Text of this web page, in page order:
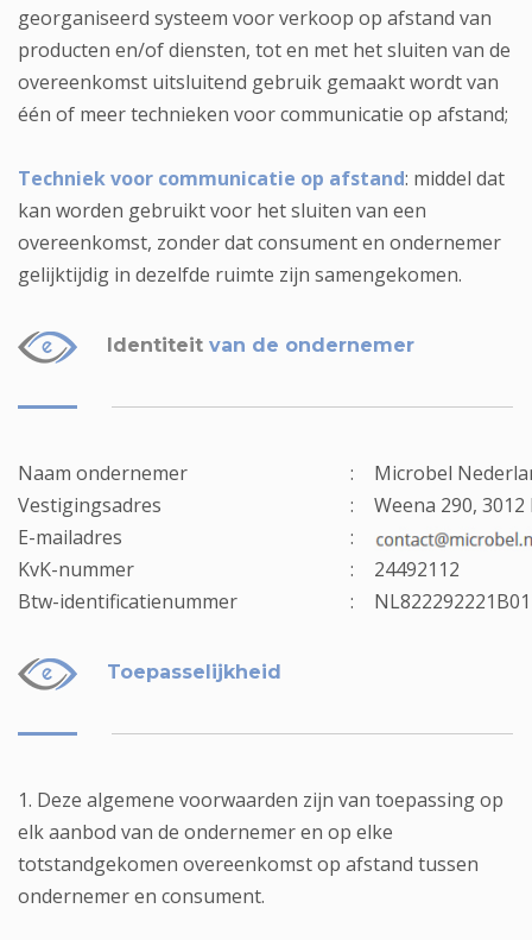
georganiseerd systeem voor verkoop op afstand van
producten en/of diensten, tot en met het sluiten van de
overeenkomst uitsluitend gebruik gemaakt wordt van
één of meer technieken voor communicatie op afstand;
Techniek voor communicatie op afstand: middel dat
kan worden gebruikt voor het sluiten van een
overeenkomst, zonder dat consument en ondernemer
gelijktijdig in dezelfde ruimte zijn samengekomen.
Identiteit van de ondernemer
Naam ondernemer :
Microbel
Vestigingsadres
:
Weena 290,
E-mailadres
:
KvK-nummer
:
24492112
Btw-identificatienummer
:
Toepasselijkheid
1. Deze algemene voorwaarden zijn van toepassing op
elk aanbod van de ondernemer en op elke
totstandgekomen overeenkomst op afstand tussen
ondernemer en consument.